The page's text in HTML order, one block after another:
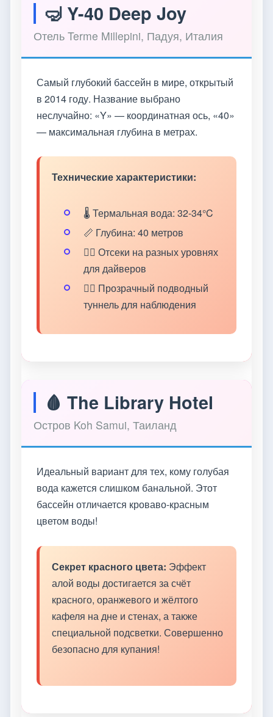
🤿 Y-40 Deep Joy
Отель Terme Millepini, Падуя, Италия
Самый глубокий бассейн в мире, открытый
в 2014 году. Название выбрано
неслучайно: «Y» — координатная ось, «40»
— максимальная глубина в метрах.
Технические характеристики:
🌡️ Термальная вода: 32-34°C
📏 Глубина: 40 метров
🏊‍♂️ Отсеки на разных уровнях
для дайверов
🚶‍♂️ Прозрачный подводный
туннель для наблюдения
🩸 The Library Hotel
Остров Koh Samui, Таиланд
Идеальный вариант для тех, кому голубая
вода кажется слишком банальной. Этот
бассейн отличается кроваво-красным
цветом воды!
Секрет красного цвета: Эффект
алой воды достигается за счёт
красного, оранжевого и жёлтого
кафеля на дне и стенах, а также
специальной подсветки. Совершенно
безопасно для купания!